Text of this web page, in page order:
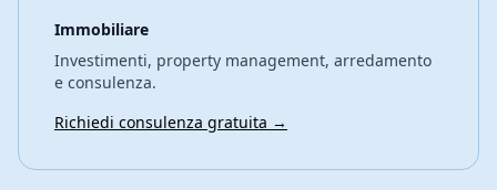
Immobiliare
Investimenti, property management, arredamento
e consulenza.
Richiedi consulenza gratuita →